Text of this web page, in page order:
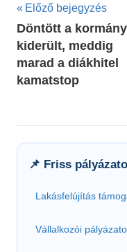
Bejegyzés
navigáció
Előző bejegyzés
Döntött a
kiderült, meddig
marad a diákhitel
kamatstop
📌 Friss
Lakásfelújítás
Vállalkozói